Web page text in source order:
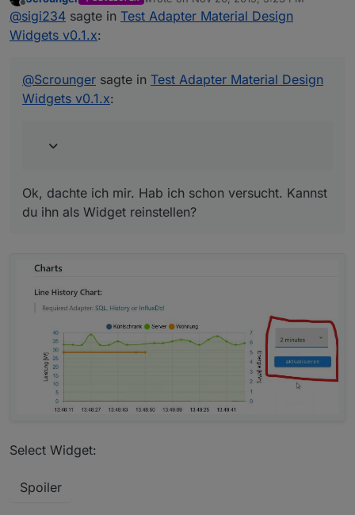
Musst dir selbst erstellen, sind kein Bestandteil
des Widgets
Ok, dachte ich mir. Hab ich schon versucht. Kannst du
Offline last edited by
@sigi234 sagte in Test Adapter Material Design
Widgets v0.1.x:
@Scrounger sagte in Test Adapter Material Design
Widgets v0.1.x:
Ok, dachte ich mir. Hab ich schon versucht. Kannst
du ihn als Widget reinstellen?
Select Widget:
Spoiler